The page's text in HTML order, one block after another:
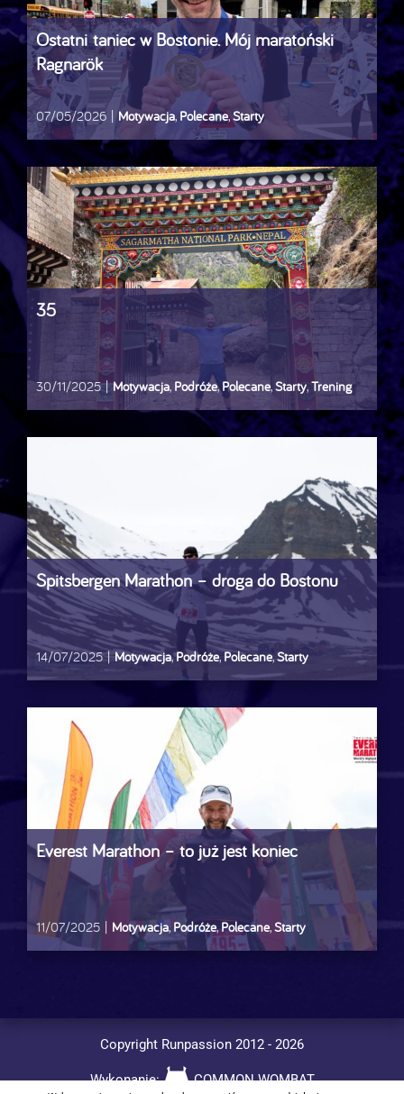
Ostatni taniec w Bostonie. Mój maratoński
Ragnarök
07/05/2026 | Motywacja, Polecane,Starty
35
30/11/2025 | Motywacja, Podróże,Polecane,Starty,Trening
Spitsbergen Marathon – droga do Bostonu
14/07/2025 | Motywacja,Podróże,Polecane,Starty
Everest Marathon – to już jest koniec
11/07/2025 | Motywacja, Podróże,Polecane,Starty
Wykonanie: COMMON WOMBAT
Copyright Runpassion 2012 - 2026